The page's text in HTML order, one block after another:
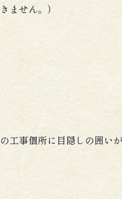
ません。）
工事個所に目隠しの囲い